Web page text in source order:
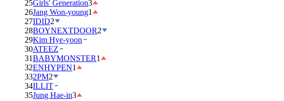
25Girls' Generation3
26Jang Won-young1
27IDID2
28BOYNEXTDOOR2
29Kim Hye-yoon
30ATEEZ
31BABYMONSTER1
32ENHYPEN1
332PM2
34ILLIT
35Jung Hae-in3